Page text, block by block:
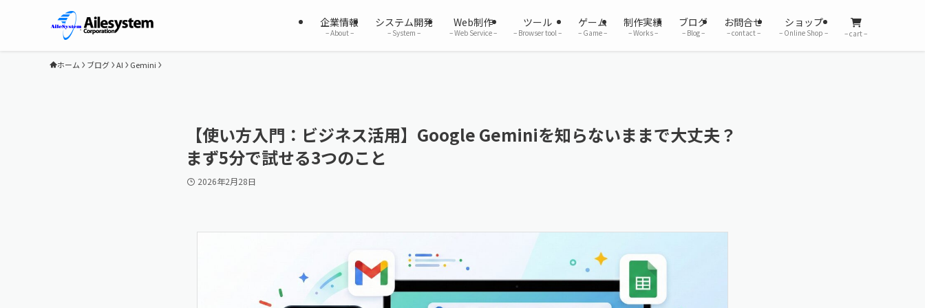
企業情報
– About –
システム開発
– System –
Web制作
– Web Service –
ツール
– Browser tool –
ゲーム
– Game –
制作実績
– Works –
ブログ
– Blog –
お問合せ
– contact –
ショップ
– Online Shop – – cart –
ホーム ブログ AI Gemini
【使い方入門：ビジネス活用】Google Geminiを知らないままで大丈夫？
まず5分で試せる3つのこと
2026年2月28日